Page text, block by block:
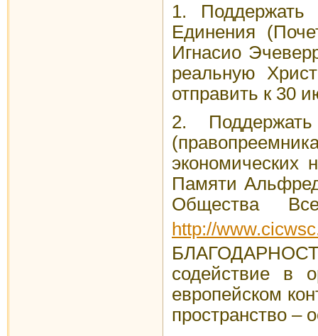
1. Поддержать
Единения
Игнасио
реальную
отправить к 30
2. Поддержать
экономических
Памяти
Общества
http://
содействие в
европейском
пространство –